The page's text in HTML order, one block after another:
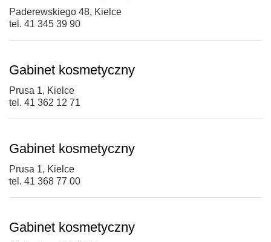
Paderewskiego 48, Kielce
tel. 41 345 39 90
Gabinet kosmetyczny
Prusa 1, Kielce
tel. 41 362 12 71
Gabinet kosmetyczny
Prusa 1, Kielce
tel. 41 368 77 00
Gabinet kosmetyczny